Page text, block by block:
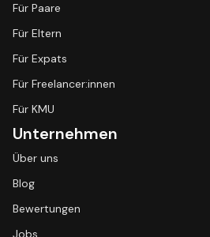
Für Paare
Für Eltern
Für Expats
Für Freelancer:innen
Für KMU
Unternehmen
Über uns
Blog
Bewertungen
Jobs